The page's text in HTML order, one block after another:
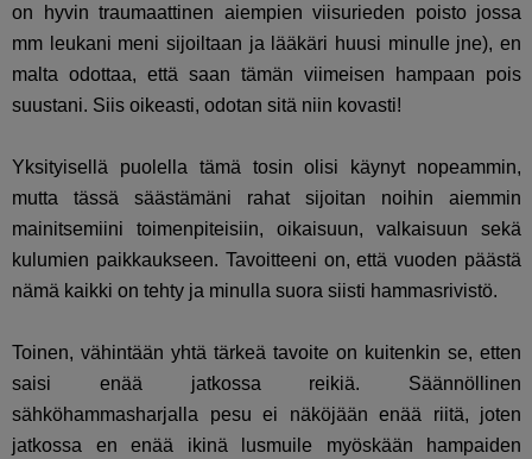
on hyvin traumaattinen aiempien viisurieden poisto jossa
mm leukani meni sijoiltaan ja lääkäri huusi minulle jne), en
malta odottaa, että saan tämän viimeisen hampaan pois
suustani. Siis oikeasti, odotan sitä niin kovasti!
Yksityisellä puolella tämä tosin olisi käynyt nopeammin,
mutta tässä säästämäni rahat sijoitan noihin aiemmin
mainitsemiini toimenpiteisiin, oikaisuun, valkaisuun sekä
kulumien paikkaukseen. Tavoitteeni on, että vuoden päästä
nämä kaikki on tehty ja minulla suora siisti hammasrivistö.
Toinen, vähintään yhtä tärkeä tavoite on kuitenkin se, etten
saisi enää jatkossa reikiä. Säännöllinen
sähköhammasharjalla pesu ei näköjään enää riitä, joten
jatkossa en enää ikinä lusmuile myöskään hampaiden